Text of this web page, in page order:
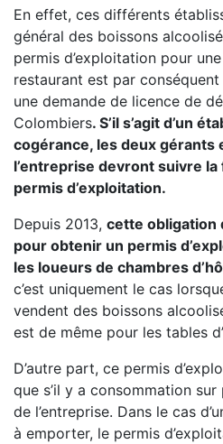
En effet, ces différents
général des boissons
permis d’exploitation pour
restaurant est par
une demande de licence de
Colombiers. S’il s’agit d’un
cogérance, les deux gérants
l’entreprise devront suivre
permis d’exploitation.
Depuis 2013, cette obligation
pour obtenir un permis
les loueurs de chambres
c’est uniquement le cas
vendent des boissons
est de même pour les tables
D’autre part, ce permis
que s’il y a consommation
de l’entreprise. Dans le cas
à emporter, le permis